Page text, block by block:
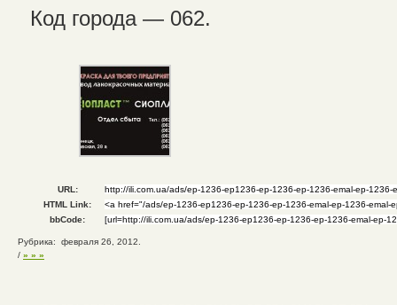
Код города — 062.
URL:
HTML Link:
bbCode:
Рубрика: февраля 26, 2012.
/ » » »